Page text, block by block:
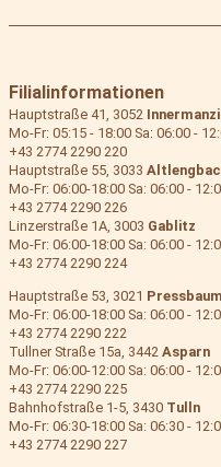
Filialinformationen
Hauptstraße 41, 3052
Mo-Fr: 05:15 - 18:00 Sa: 06:00 -
+43 2774 2290 220
Hauptstraße 55, 3033
Mo-Fr: 06:00-18:00 Sa: 06:00 -
+43 2774 2290 226
Linzerstraße 1A, 3003 Gablitz
Mo-Fr: 06:00-18:00 Sa: 06:00 -
+43 2774 2290 224
Hauptstraße 53, 3021 Pressbaum
Mo-Fr: 06:00-18:00 Sa: 06:00 -
+43 2774 2290 222
Tullner Straße 15a, 3442 Asparn
Mo-Fr: 06:00-12:00 Sa: 06:00 -
+43 2774 2290 225
Bahnhofstraße 1-5, 3430 Tulln
Mo-Fr: 06:30-18:00 Sa: 06:30 -
+43 2774 2290 227